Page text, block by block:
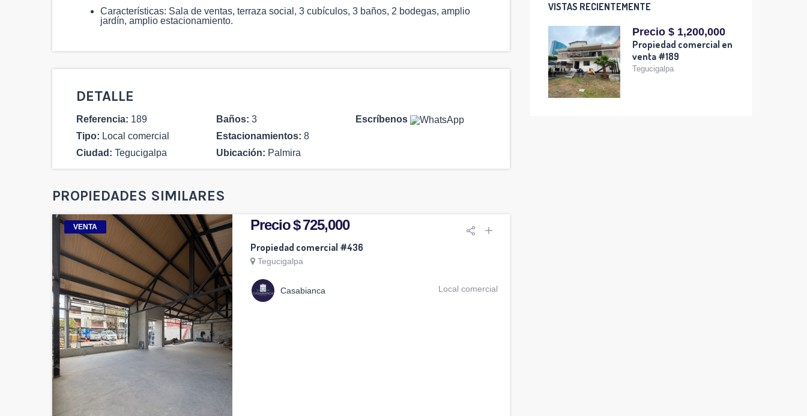
Características: Sala de ventas, terraza social, 3 cubículos, 3 baños, 2 bodegas, amplio
jardín, amplio estacionamiento.
DETALLE
Referencia: 189
Tipo: Local comercial
Ciudad: Tegucigalpa
Baños: 3
Estacionamientos: 8
Ubicación: Palmira
Escríbenos
PROPIEDADES SIMILARES
VENTA Precio $ 725,000
Propiedad comercial #436
Tegucigalpa
Casabianca Local comercial
VISTAS RECIENTEMENTE
Precio $ 1,200,000
Propiedad comercial en
venta #189
Tegucigalpa